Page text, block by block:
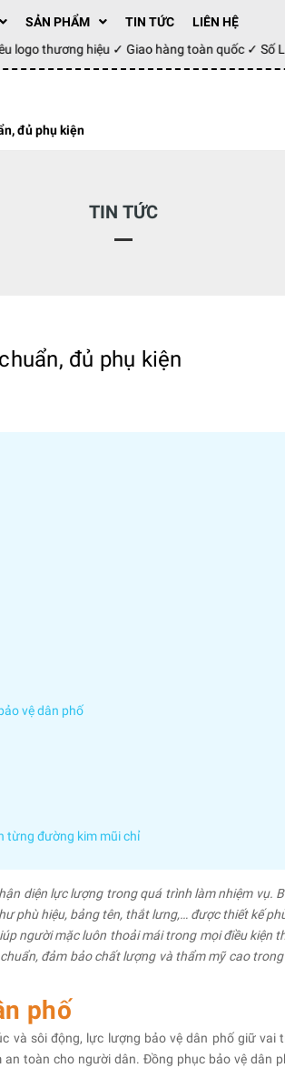
SẢN PHẨM TIN TỨC
LIÊN HỆ
logo thương hiệu ✓ Giao hàng toàn quốc ✓
đủ phụ kiện
TIN TỨC
đủ phụ kiện
vệ dân phố
từng đường kim mũi chỉ
diện lực lượng trong quá trình làm nhiệm vụ.
phù hiệu, bảng tên, thắt lưng,… được thiết kế
người mặc luôn thoải mái trong mọi điều kiện
đảm bảo chất lượng và thẩm mỹ cao
phố
và sôi động, lực lượng bảo vệ dân phố giữ vai
toàn cho người dân. Đồng phục bảo vệ dân